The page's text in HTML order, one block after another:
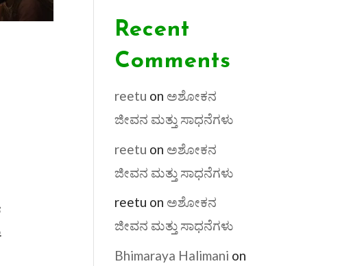
Recent
Comments
reetu on ಅಶೋಕನ
ಜೀವನ ಮತ್ತು ಸಾಧನೆಗಳು
reetu on ಅಶೋಕನ
ಜೀವನ ಮತ್ತು ಸಾಧನೆಗಳು
reetu on ಅಶೋಕನ
ಜೀವನ ಮತ್ತು ಸಾಧನೆಗಳು
Bhimaraya Halimani on